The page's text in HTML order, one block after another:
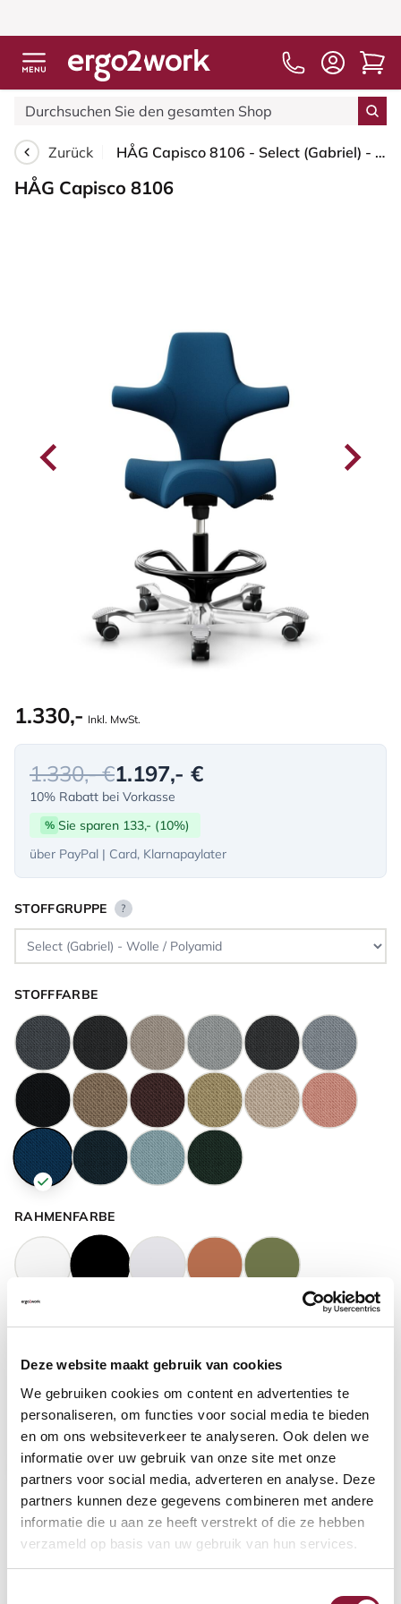
Deze website maakt gebruik van cookies
We gebruiken cookies om content en advertenties te
personaliseren, om functies voor social media te bieden
en om ons websiteverkeer te analyseren. Ook delen we
informatie over uw gebruik van onze site met onze
partners voor social media, adverteren en analyse. Deze
partners kunnen deze gegevens combineren met andere
informatie die u aan ze heeft verstrekt of die ze hebben
verzameld op basis van uw gebruik van hun services.
Zurück HÅG Capisco 8106 - Select (Gabriel) - Wolle / Polyamid - SC66071 - Navy blue - Schwarz - 265 mm (Sitzhöhe 53-79cm) - Weiche Rollen für harte Böden
HÅG Capisco 8106
1.330,- Inkl. MwSt.
1.330,- €1.197,- €
10% Rabatt bei Vorkasse
% Sie sparen 133,- (10%)
über PayPal | Card, Klarnapaylater
STOFFGRUPPE ?
STOFFFARBE
RAHMENFARBE
GASFEDERHÖHE
BODENKONTAKT
FUSSRING ?